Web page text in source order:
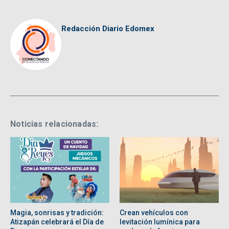
Redacción Diario Edomex
Noticias relacionadas:
Magia, sonrisas y tradición:
Atizapán celebrará el Día de
Crean vehículos con
levitación lumínica para